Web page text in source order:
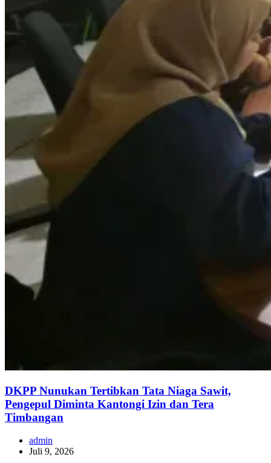
DKPP Nunukan Tertibkan Tata Niaga Sawit,
Pengepul Diminta Kantongi Izin dan Tera
Timbangan
admin
Juli 9, 2026